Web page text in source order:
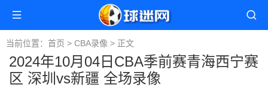
当前位置： 首页 > CBA录像 > 正文
2024年10月04日CBA季前赛青海西宁赛
区 深圳vs新疆 全场录像